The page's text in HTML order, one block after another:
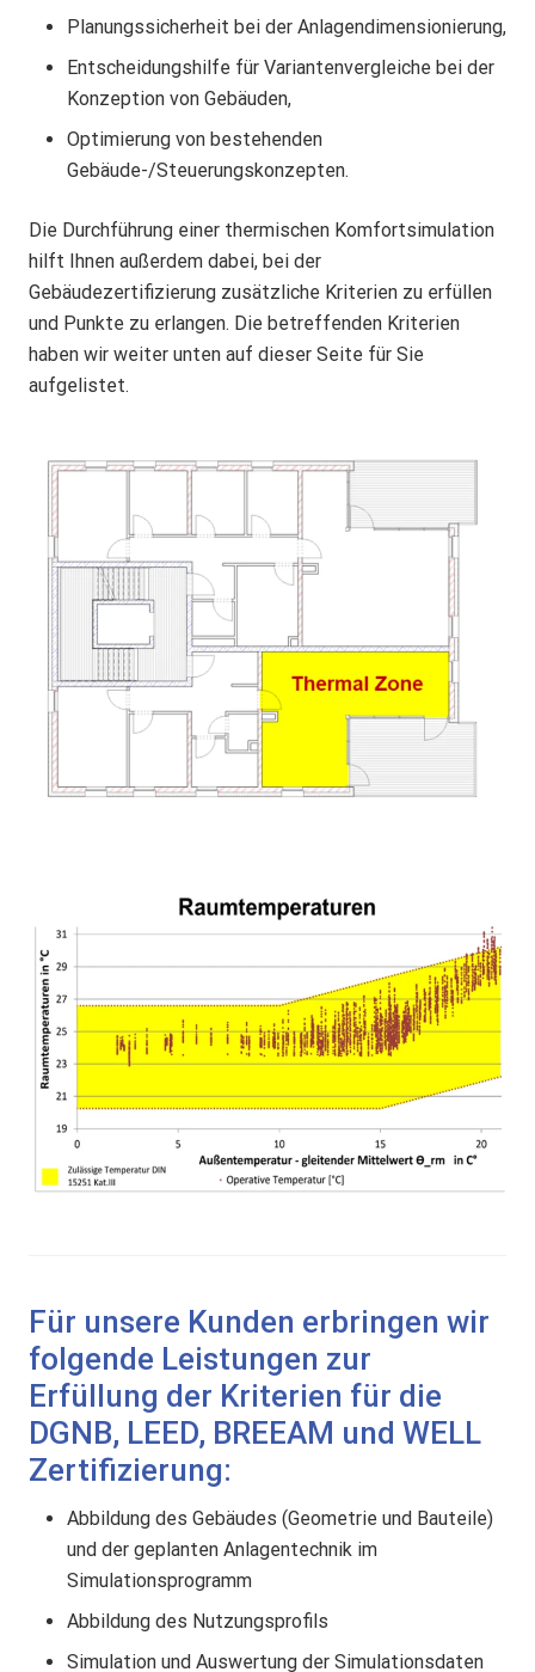
Planungssicherheit bei der Anlagendimensionierung,
Entscheidungshilfe für Variantenvergleiche bei der
Konzeption von Gebäuden,
Optimierung von bestehenden
Gebäude-/Steuerungskonzepten.
Die Durchführung einer thermischen Komfortsimulation
hilft Ihnen außerdem dabei, bei der
Gebäudezertifizierung zusätzliche Kriterien zu erfüllen
und Punkte zu erlangen. Die betreffenden Kriterien
haben wir weiter unten auf dieser Seite für Sie
aufgelistet.
Für unsere Kunden erbringen wir
folgende Leistungen zur
Erfüllung der Kriterien für die
DGNB, LEED, BREEAM und WELL
Zertifizierung:
Abbildung des Gebäudes (Geometrie und Bauteile)
und der geplanten Anlagentechnik im
Simulationsprogramm
Abbildung des Nutzungsprofils
Simulation und Auswertung der Simulationsdaten